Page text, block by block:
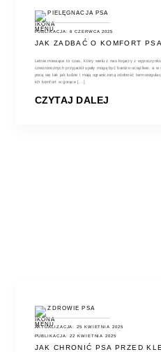
PIELĘGNACJA PSA
PUBLIKACJA: 6 CZERWCA 2025
JAK ZADBAĆ O KOMFORT
Letnie miesiące to czas, który wielu z nas kojarzy z
czworonożnych przyjaciół upały mogą być bardzo uciążliwe, a
pocą się tak jak ludzie i mają ograniczoną zdolność
ich komfort w gorące [...]
CZYTAJ DALEJ
ZDROWIE PSA
AKTUALIZACJA: 25 KWIETNIA 2025
PUBLIKACJA: 22 KWIETNIA 2025
JAK CHRONIĆ PSA PRZED